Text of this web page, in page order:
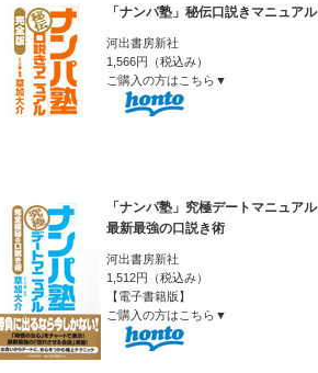
「ナンパ塾」秘伝口説きマニュアル
河出書房新社
1,566円（税込み）
ご購入の方はこちら▼
「ナンパ塾」究極デートマニュアル
最新最強の口説き術
河出書房新社
1,512円（税込み）
【電子書籍版】
ご購入の方はこちら▼